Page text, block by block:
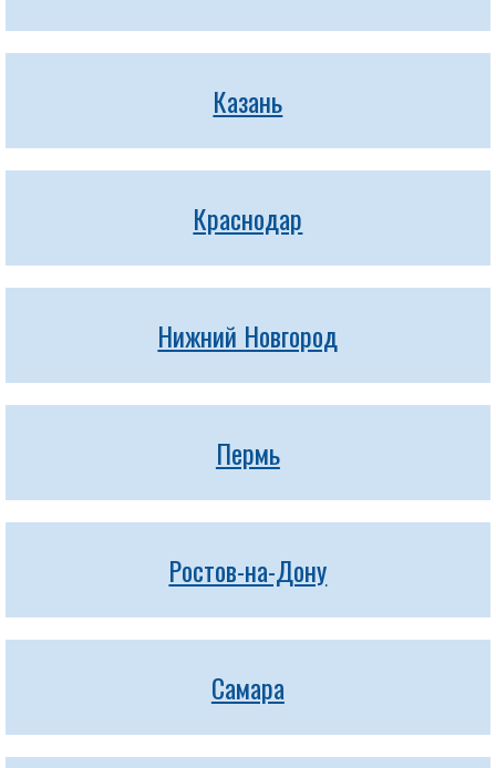
Казань
Краснодар
Нижний Новгород
Пермь
Ростов-на-Дону
Самара